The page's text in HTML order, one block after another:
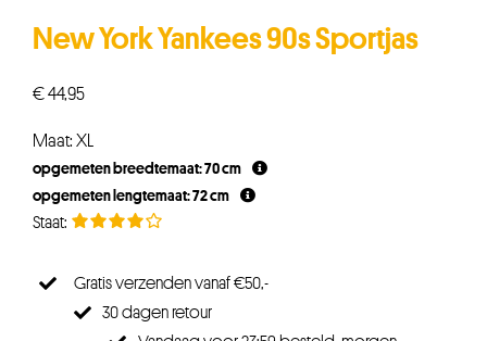
New York Yankees 90s Sportjas
€44,95
Maat: XL
opgemeten breedtemaat: 70 cm
opgemeten lengtemaat: 72 cm
Gratis verzenden vanaf €50,-
30 dagen retour